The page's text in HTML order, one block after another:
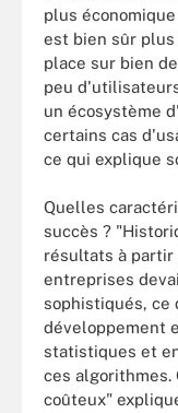
plus
est bien sûr plus
place sur bien
peu
un écosystème
certains cas
ce qui explique
Quelles
succès ?
résultats à partir
entreprises
sophistiqués, ce
développement
statistiques et
ces algorithmes.
coûteux"